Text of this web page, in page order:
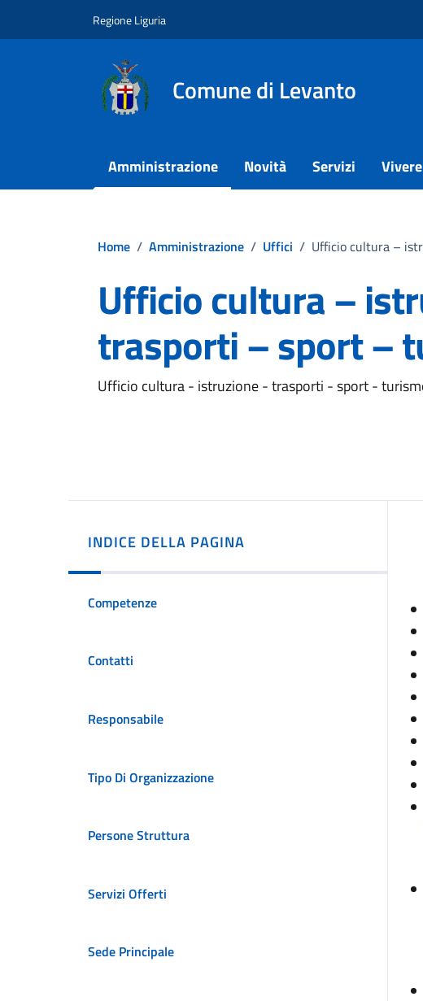
Regione Liguria
Comune di Levanto
Amministrazione Novità Servizi
Home / Amministrazione / Uffici / Ufficio cultura –
Ufficio cultura –
trasporti – sport –
Ufficio cultura - istruzione - trasporti - sport -
INDICE DELLA PAGINA
Competenze
Contatti
Responsabile
Tipo Di Organizzazione
Persone Struttura
Servizi Offerti
Sede Principale